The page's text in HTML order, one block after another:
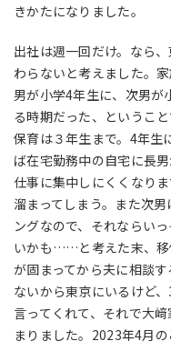
きかたになりました。
出社は週一回だけ。なら
わらないと考えました。
男が小学4年生に、次男が
る時期だった、というこ
保育は３年生まで。4年生
ば在宅勤務中の自宅に長
仕事に集中しにくくなり
溜まってしまう。また次
ングなので、それならい
いかも……と考えた末、移
が固まってから夫に相談
ないから東京にいるけど
言ってくれて、それで大
まりました。2023年4月の